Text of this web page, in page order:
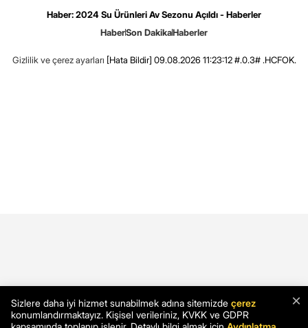
Haber: 2024 Su Ürünleri Av Sezonu Açıldı - Haberler
HaberSon DakikaHaberler
Gizlilik ve çerez ayarları [Hata Bildir] 09.08.2026 11:23:12 #.0.3# .HCFOK.
×
Sizlere daha iyi hizmet sunabilmek adına sitemizde çerez
konumlandırmaktayız. Kişisel verileriniz, KVKK ve GDPR